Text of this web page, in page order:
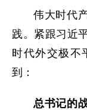
伟大时代
践。紧跟习近
时代外交极不
到：
总书记的